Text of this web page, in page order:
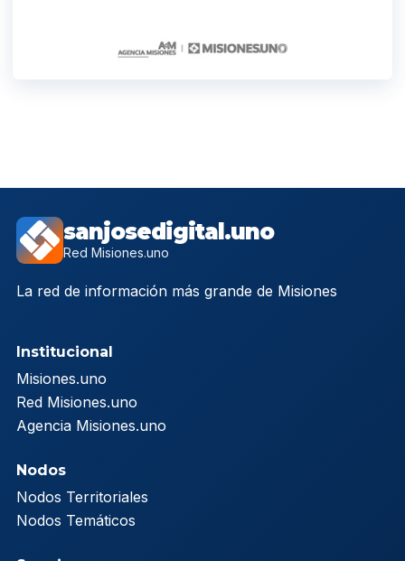
sanjosedigital.uno
Red Misiones.uno
La red de información más grande de Misiones
Institucional
Misiones.uno
Red Misiones.uno
Agencia Misiones.uno
Nodos
Nodos Territoriales
Nodos Temáticos